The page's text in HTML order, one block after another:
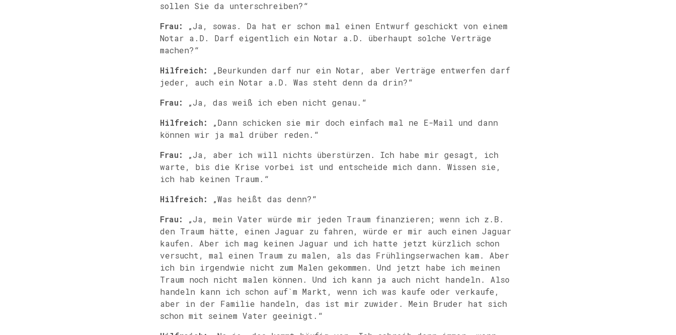
sollen Sie da unterschreiben?“
Frau:
„Ja, sowas. Da hat er schon mal einen Entwurf geschickt von einem
Notar a.D. Darf eigentlich ein Notar a.D. überhaupt solche Verträge
machen?“
Hilfreich:
„Beurkunden darf nur ein Notar, aber Verträge entwerfen darf
jeder, auch ein Notar a.D. Was steht denn da drin?“
Frau:
„Ja, das weiß ich eben nicht genau.“
Hilfreich:
„Dann schicken sie mir doch einfach mal ne E-Mail und dann
können wir ja mal drüber reden.“
Frau:
„Ja, aber ich will nichts überstürzen. Ich habe mir gesagt, ich
warte, bis die Krise vorbei ist und entscheide mich dann. Wissen sie,
ich hab keinen Traum.“
Hilfreich:
„Was heißt das denn?“
Frau:
„Ja, mein Vater würde mir jeden Traum finanzieren; wenn ich z.B.
den Traum hätte, einen Jaguar zu fahren, würde er mir auch einen Jaguar
kaufen. Aber ich mag keinen Jaguar und ich hatte jetzt kürzlich schon
versucht, mal einen Traum zu malen, als das Frühlingserwachen kam. Aber
ich bin irgendwie nicht zum Malen gekommen. Und jetzt habe ich meinen
Traum noch nicht malen können. Und ich kann ja auch nicht handeln. Also
handeln kann ich schon auf`m Markt, wenn ich was kaufe oder verkaufe,
aber in der Familie handeln, das ist mir zuwider. Mein Bruder hat sich
schon mit seinem Vater geeinigt.“